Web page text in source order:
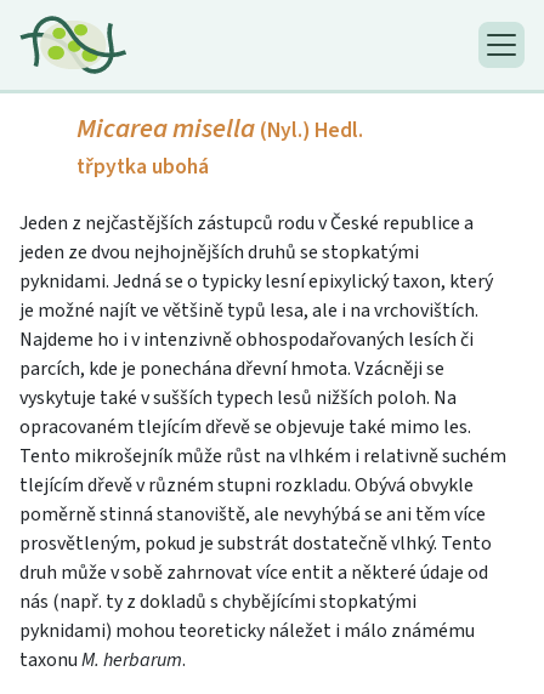
Micarea misella (Nyl.) Hedl.
třpytka ubohá
Jeden z nejčastějších zástupců rodu v České republice a
jeden ze dvou nejhojnějších druhů se stopkatými
pyknidami. Jedná se o typicky lesní epixylický taxon, který
je možné najít ve většině typů lesa, ale i na vrchovištích.
Najdeme ho i v intenzivně obhospodařovaných lesích či
parcích, kde je ponechána dřevní hmota. Vzácněji se
vyskytuje také v sušších typech lesů nižších poloh. Na
opracovaném tlejícím dřevě se objevuje také mimo les.
Tento mikrošejník může růst na vlhkém i relativně suchém
tlejícím dřevě v různém stupni rozkladu. Obývá obvykle
poměrně stinná stanoviště, ale nevyhýbá se ani těm více
prosvětleným, pokud je substrát dostatečně vlhký. Tento
druh může v sobě zahrnovat více entit a některé údaje od
nás (např. ty z dokladů s chybějícími stopkatými
pyknidami) mohou teoreticky náležet i málo známému
taxonuM. herbarum.